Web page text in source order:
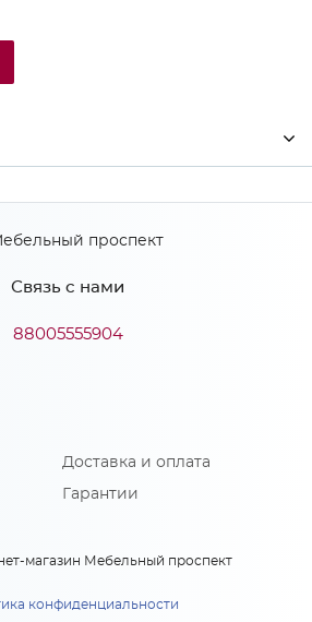
МиФ
Связь с нами
88005555904
Доставка и оплата
Гарантии
магазин Мебельный проспект
конфиденциальности